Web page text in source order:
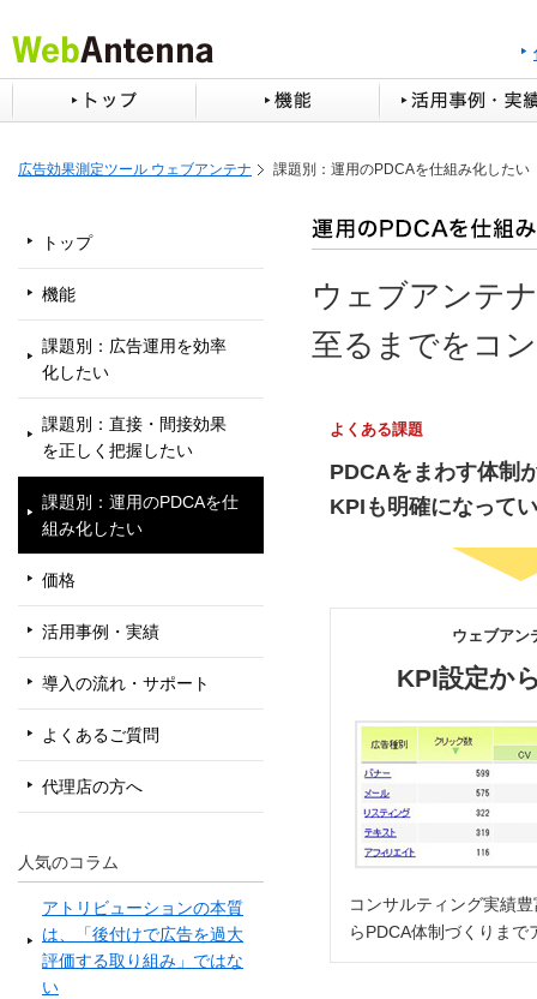
広告効果測定ツール ウェブアンテナ 課題別：運用のPDCAを仕組み化したい
トップ
機能
課題別：広告運用を効率
化したい
課題別：直接・間接効果
を正しく把握したい
課題別：運用のPDCAを仕
組み化したい
価格
活用事例・実績
導入の流れ・サポート
よくあるご質問
代理店の方へ
人気のコラム
アトリビューションの本質
は、「後付けで広告を過大
評価する取り組み」ではな
い
ウェブアンテ
至るまでをコ
よくある課題
PDCAをまわす体制
KPIも明確になって
ウェブアン
KPI設定か
コンサルティング実績
らPDCA体制づくりまで